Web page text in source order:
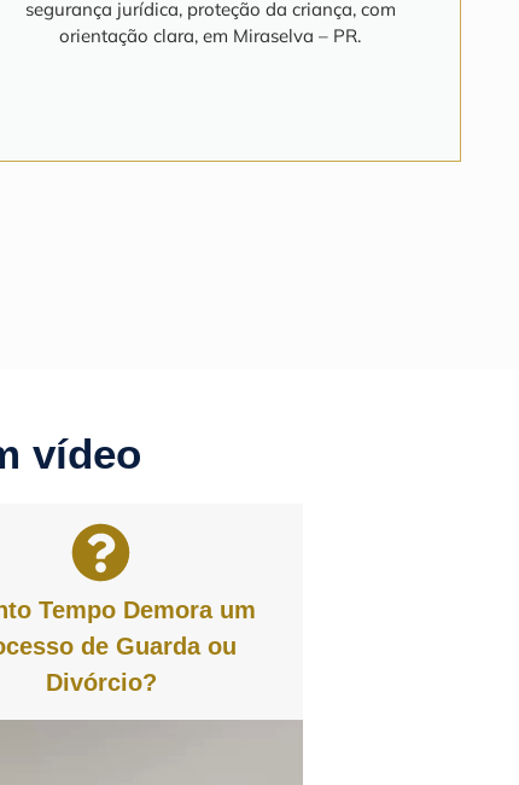
segurança jurídica, proteção da criança, com
orientação clara, em Miraselva – PR.
vídeo
Tempo Demora um
de Guarda ou
Divórcio?